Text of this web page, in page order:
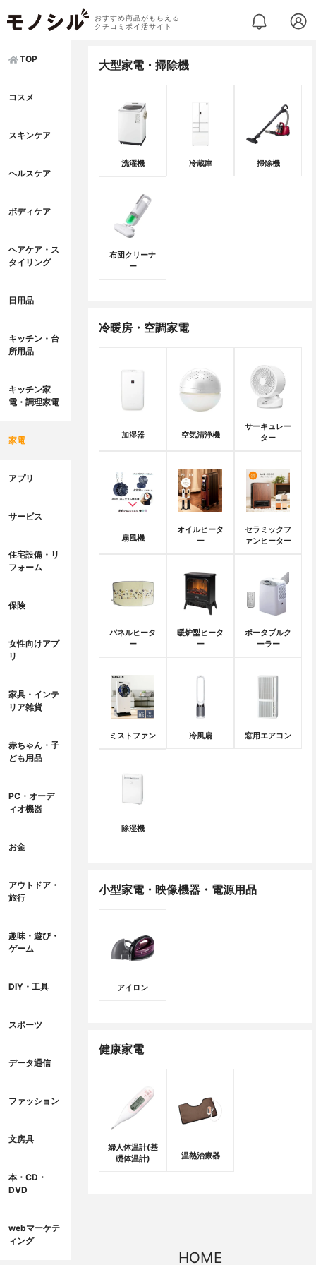
おすすめ商品がもらえる
クチコミポイ活サイト
TOP
コスメ
スキンケア
ヘルスケア
ボディケア
ヘアケア・ス
タイリング
日用品
キッチン・台
所用品
キッチン家
電・調理家電
家電
アプリ
サービス
住宅設備・リ
フォーム
保険
女性向けアプ
リ
家具・インテ
リア雑貨
赤ちゃん・子
ども用品
PC・オーデ
ィオ機器
お金
アウトドア・
旅行
趣味・遊び・
ゲーム
DIY・工具
スポーツ
データ通信
ファッション
文房具
本・CD・
DVD
webマーケテ
ィング
大型家電・掃除機
洗濯機 冷蔵庫 掃除機
布団クリーナ
ー
冷暖房・空調家電
加湿器 空気清浄機
サーキュレー
ター
扇風機
オイルヒータ
ー
セラミックフ
ァンヒーター
パネルヒータ
ー
暖炉型ヒータ
ー
ポータブルク
ーラー
ミストファン 冷風扇 窓用エアコン
除湿機
小型家電・映像機器・電源用品
アイロン
健康家電
婦人体温計(基
礎体温計)
温熱治療器
HOME